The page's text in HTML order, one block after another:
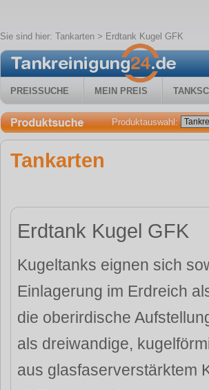
Sie sind hier: Tankarten > Erdtank Kugel GFK
PREISSUCHE MEIN PREIS
Produktauswahl:
Tankarten
Erdtank Kugel GFK
Kugeltanks eignen sich
Einlagerung im Erdreich
die oberirdische
als dreiwandige,
aus glasfaserverstärktem